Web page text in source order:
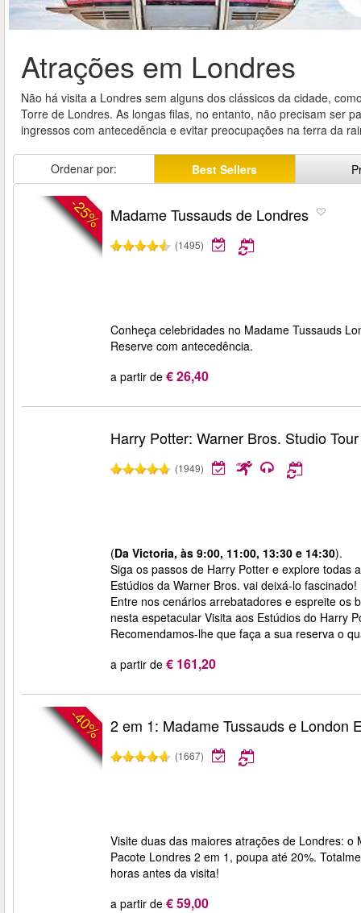
Atrações em Londres
Não há visita a Londres sem alguns dos clássicos da cidade,
Torre de Londres. As longas filas, no entanto, não precisam ser
ingressos com antecedência e evitar preocupações na terra da
Ordenar por: Best Sellers
-25% Madame Tussauds de Londres
(1495)
Conheça celebridades no Madame Tussauds
Reserve com antecedência.
a partir de € 26,40
Harry Potter: Warner Bros. Studio
(1949)
(Da Victoria, às 9:00, 11:00, 13:30 e 14:30).
Siga os passos de Harry Potter e explore todas
Estúdios da Warner Bros. vai deixá-lo fascinado!
Entre nos cenários arrebatadores e espreite os
nesta espetacular Visita aos Estúdios do Harry
Recomendamos-lhe que faça a sua reserva o
a partir de € 161,20
-40% 2 em 1: Madame Tussauds e London
(1667)
Visite duas das maiores atrações de Londres:
Pacote Londres 2 em 1, poupa até 20%.
horas antes da visita!
a partir de € 59,00